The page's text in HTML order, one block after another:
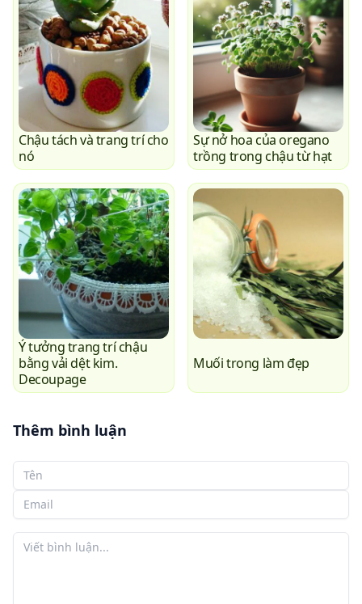
Chậu tách và trang trí cho
nó
Sự nở hoa của oregano
trồng trong chậu từ hạt
Ý tưởng trang trí chậu
bằng vải dệt kim.
Decoupage
Muối trong làm đẹp
Thêm bình luận
Tên của bạn
Email của bạn
Bình luận của bạn